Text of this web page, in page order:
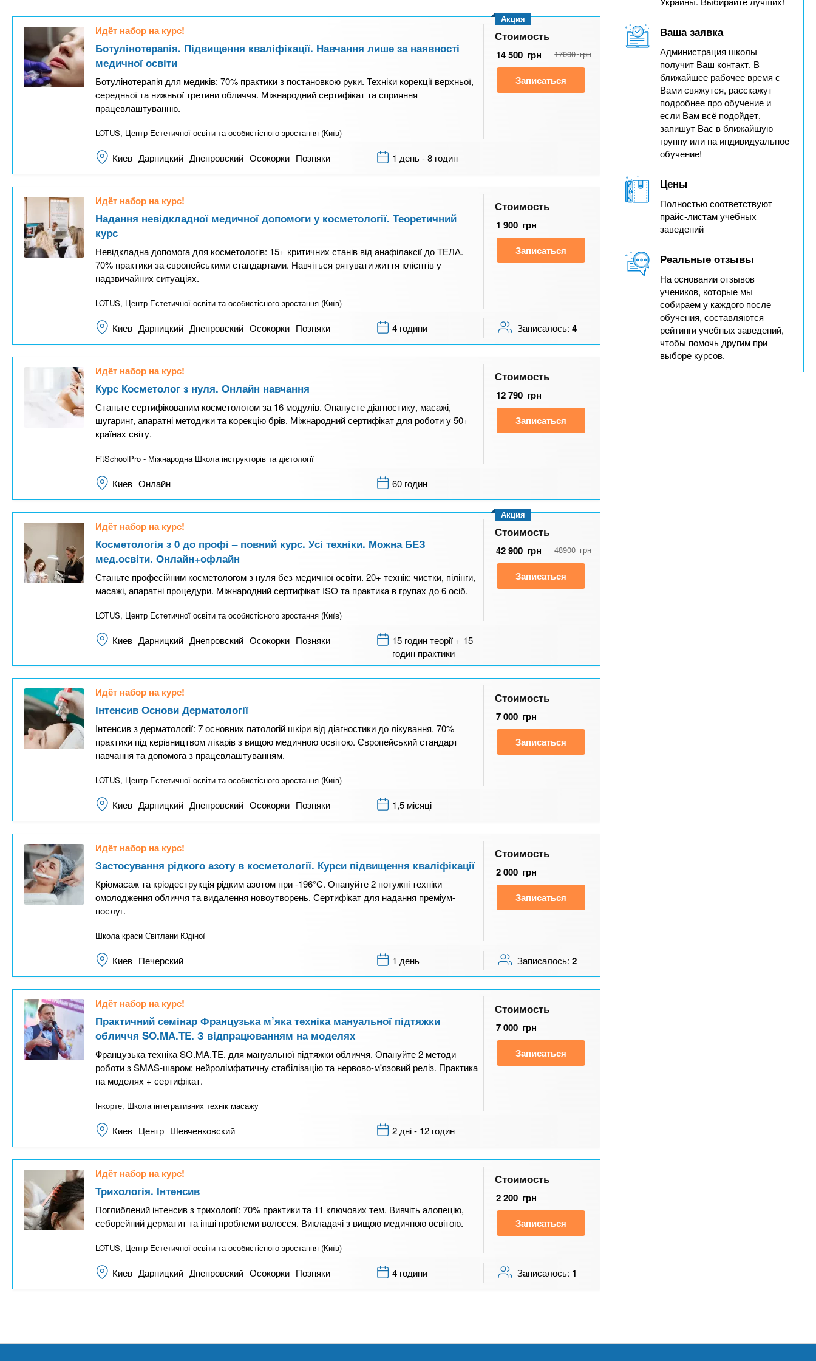
n
s
n
o
Идёт набор на курс!
Ботулінотерапія. Підвищення кваліфікації. Навчання лише за наявності
медичної освіти
Ботулінотерапія для медиків: 70% практики з постановкою руки. Техніки корекції верхньої,
середньої та нижньої третини обличчя. Міжнародний сертифікат та сприяння
працевлаштуванню.
LOTUS, Центр Естетичної освіти та особистісного зростання (Київ)
Акция
Стоимость
14 500 грн 17000 грн
Записаться
Киев Дарницкий Днепровский Осокорки Позняки 1 день - 8 годин
Идёт набор на курс!
Надання невідкладної медичної допомоги у косметології. Теоретичний
курс
Невідкладна допомога для косметологів: 15+ критичних станів від анафілаксії до ТЕЛА.
70% практики за європейськими стандартами. Навчіться рятувати життя клієнтів у
надзвичайних ситуаціях.
LOTUS, Центр Естетичної освіти та особистісного зростання (Київ)
Стоимость
1 900 грн
Записаться
Киев Дарницкий Днепровский Осокорки Позняки 4 години Записалось: 4
Идёт набор на курс!
Курс Косметолог з нуля. Онлайн навчання
Станьте сертифікованим косметологом за 16 модулів. Опануєте діагностику, масажі,
шугаринг, апаратні методики та корекцію брів. Міжнародний сертифікат для роботи у 50+
країнах світу.
FitSchoolPro - Міжнародна Школа інструкторів та дієтології
Стоимость
12 790 грн
Записаться
Киев Онлайн 60 годин
Идёт набор на курс!
Косметологія з 0 до профі – повний курс. Усі техніки. Можна БЕЗ
мед.освіти. Онлайн+офлайн
Станьте професійним косметологом з нуля без медичної освіти. 20+ технік: чистки, пілінги,
масажі, апаратні процедури. Міжнародний сертифікат ISO та практика в групах до 6 осіб.
LOTUS, Центр Естетичної освіти та особистісного зростання (Київ)
Акция
Стоимость
42 900 грн 48900 грн
Записаться
Киев Дарницкий Днепровский Осокорки Позняки
15 годин теорії + 15
годин практики
Идёт набор на курс!
Інтенсив Основи Дерматології
Інтенсив з дерматології: 7 основних патологій шкіри від діагностики до лікування. 70%
практики під керівництвом лікарів з вищою медичною освітою. Європейський стандарт
навчання та допомога з працевлаштуванням.
LOTUS, Центр Естетичної освіти та особистісного зростання (Київ)
Стоимость
7 000 грн
Записаться
Киев Дарницкий Днепровский Осокорки Позняки 1,5 місяці
Идёт набор на курс!
Застосування рідкого азоту в косметології. Курси підвищення кваліфікації
Кріомасаж та кріодеструкція рідким азотом при -196°C. Опануйте 2 потужні техніки
омолодження обличчя та видалення новоутворень. Сертифікат для надання преміум-
послуг.
Школа краси Світлани Юдіної
Стоимость
2 000 грн
Записаться
Киев Печерский 1 день Записалось: 2
Идёт набор на курс!
Практичний семінар Французька м’яка техніка мануальної підтяжки
обличчя SO.MA.TE. З відпрацюванням на моделях
Французька техніка SO.MA.TE. для мануальної підтяжки обличчя. Опануйте 2 методи
роботи з SMAS-шаром: нейролімфатичну стабілізацію та нервово-м'язовий реліз. Практика
на моделях + сертифікат.
Інкорте, Школа інтегративних технік масажу
Стоимость
7 000 грн
Записаться
Киев Центр Шевченковский 2 дні - 12 годин
Идёт набор на курс!
Трихологія. Інтенсив
Поглиблений інтенсив з трихології: 70% практики та 11 ключових тем. Вивчіть алопецію,
себорейний дерматит та інші проблеми волосся. Викладачі з вищою медичною освітою.
LOTUS, Центр Естетичної освіти та особистісного зростання (Київ)
Стоимость
2 200 грн
Записаться
Киев Дарницкий Днепровский Осокорки Позняки 4 години Записалось: 1
Ваша заявка
Администрация школы
получит Ваш контакт. В
ближайшее рабочее время с
Вами свяжутся, расскажут
подробнее про обучение и
если Вам всё подойдет,
запишут Вас в ближайшую
группу или на индивидуальное
обучение!
Цены
Полностью соответствуют
прайс-листам учебных
заведений
Реальные отзывы
На основании отзывов
учеников, которые мы
собираем у каждого после
обучения, составляются
рейтинги учебных заведений,
чтобы помочь другим при
выборе курсов.